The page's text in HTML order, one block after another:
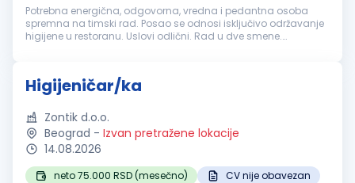
Potrebna energična, odgovorna, vredna i pedantna osoba
spremna na timski rad. Posao se odnosi isključivo održavanje
higijene u restoranu. Uslovi odlični. Rad u dve smene.
Higijeničar/ka
Zontik d.o.o.
Beograd - Izvan pretražene lokacije
14.08.2026
neto 75.000 RSD (mesečno)
CV nije obavezan